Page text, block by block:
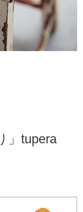
」tupera